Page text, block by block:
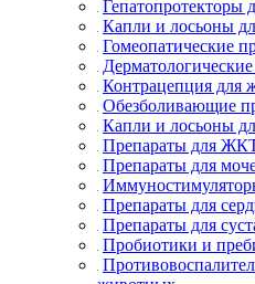
Гепатопротекторы
Капли и лосьоны
Гомеопатические
Контрацепция для
Обезболивающие
Капли и лосьоны
Препараты для
Препараты для
Препараты для
Препараты для
Пробиотики и